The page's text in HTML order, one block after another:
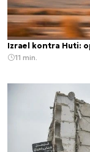
Izrael kontra Huti:
11 min.